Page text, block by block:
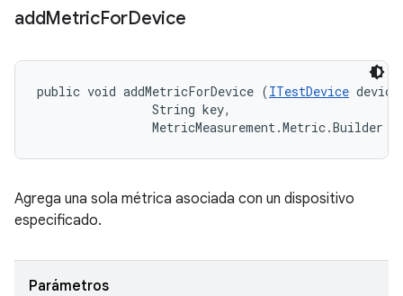
addMetricForDevice
public void addMetricForDevice (ITestDevice
                String key,
MetricMeasurement.Metric.Builder
Agrega una sola métrica asociada con un dispositivo
especificado.
Parámetros